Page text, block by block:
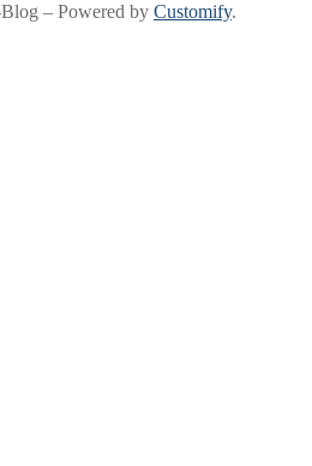
– Powered by Customify.